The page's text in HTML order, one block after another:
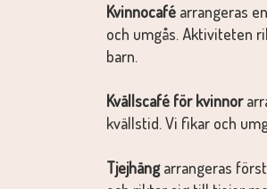
Kvinnocafé arrangeras
och umgås. Aktiviteten
barn.
Kvällscafé för kvinnor
kvällstid. Vi fikar och
Tjejhängarrangeras